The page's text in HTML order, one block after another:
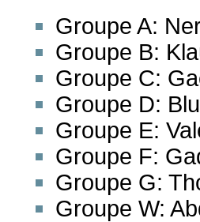
Groupe A:
Groupe B:
Groupe C:
Groupe D:
Groupe E:
Groupe F:
Groupe G:
Groupe W: